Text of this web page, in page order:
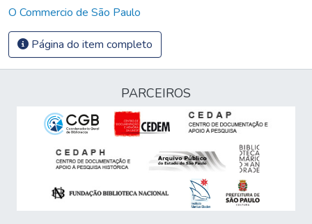
O Commercio de São Paulo
Página do item completo
PARCEIROS